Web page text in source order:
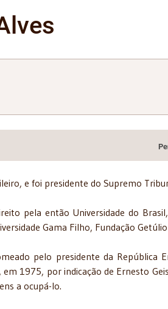
e foi presidente do Supremo
pela então Universidade do
Gama Filho, Fundação
pelo presidente da República
1975, por indicação de Ernesto
a ocupá-lo.